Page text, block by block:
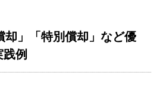
却」「特別償却」など優
例